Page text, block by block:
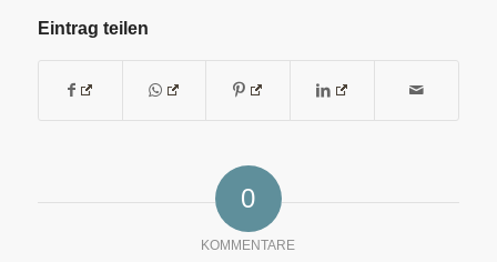
Eintrag teilen
0
KOMMENTARE